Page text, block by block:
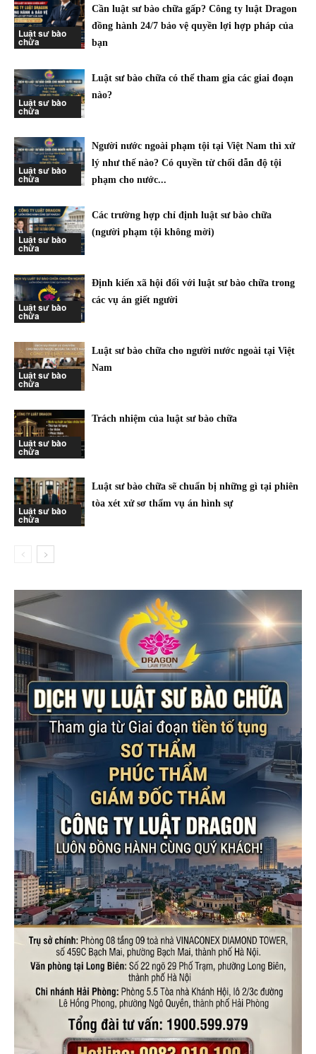
Luật sư bào
chữa
Cần luật sư bào chữa gấp? Công ty luật Dragon
đồng hành 24/7 bảo vệ quyền lợi hợp pháp của
bạn
Luật sư bào
chữa
Luật sư bào chữa có thể tham gia các giai đoạn
nào?
Luật sư bào
chữa
Người nước ngoài phạm tội tại Việt Nam thì xử
lý như thế nào? Có quyền từ chối dẫn độ tội
phạm cho nước...
Luật sư bào
chữa
Các trường hợp chỉ định luật sư bào chữa
(người phạm tội không mời)
Luật sư bào
chữa
Định kiến xã hội đối với luật sư bào chữa trong
các vụ án giết người
Luật sư bào
chữa
Luật sư bào chữa cho người nước ngoài tại Việt
Nam
Luật sư bào
chữa
Trách nhiệm của luật sư bào chữa
Luật sư bào
chữa
Luật sư bào chữa sẽ chuẩn bị những gì tại phiên
tòa xét xử sơ thẩm vụ án hình sự